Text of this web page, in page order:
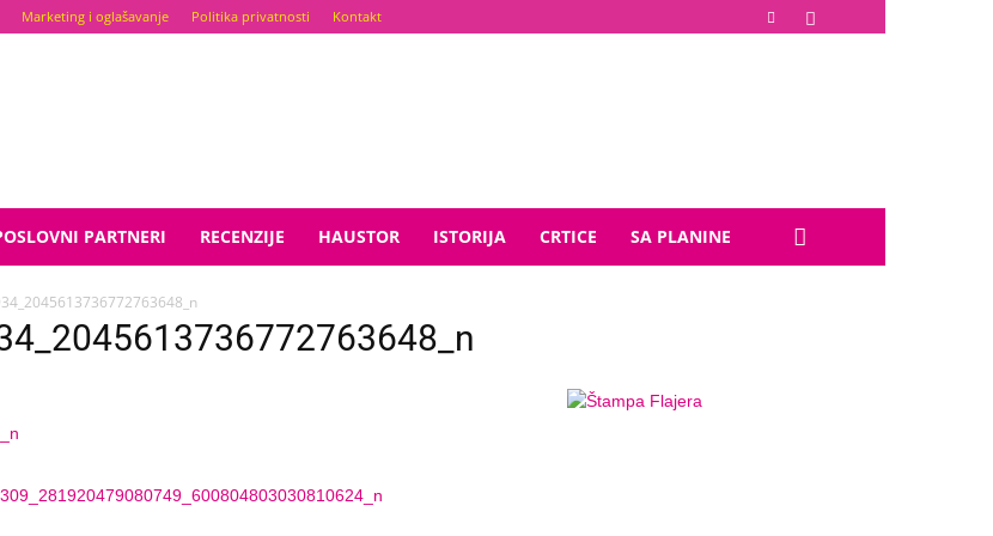
Marketing i oglašavanje Politika privatnosti Kontakt
PARTNERI RECENZIJE HAUSTOR ISTORIJA CRTICE SA PLANINE